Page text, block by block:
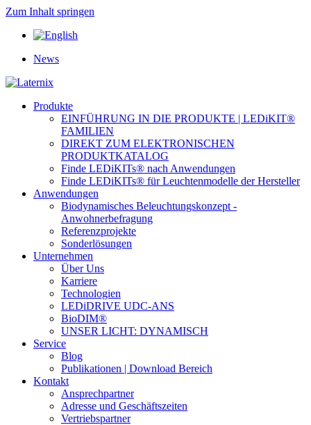
Zum Inhalt springen
News
Produkte
EINFÜHRUNG IN DIE PRODUKTE | LEDiKIT®
FAMILIEN
DIREKT ZUM ELEKTRONISCHEN
PRODUKTKATALOG
Finde LEDiKITs® nach Anwendungen
Finde LEDiKITs® für Leuchtenmodelle der Hersteller
Anwendungen
Biodynamisches Beleuchtungskonzept -
Anwohnerbefragung
Referenzprojekte
Sonderlösungen
Unternehmen
Über Uns
Karriere
Technologien
LEDiDRIVE UDC-ANS
BioDIM®
UNSER LICHT: DYNAMISCH
Service
Blog
Publikationen | Download Bereich
Kontakt
Ansprechpartner
Adresse und Geschäftszeiten
Vertriebspartner